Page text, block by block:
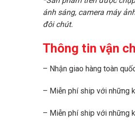
ánh sáng, camera máy
đôi chút.
Thông tin vận
– Nhận giao hàng toàn
– Miễn phí ship với những
– Miễn phí ship với những